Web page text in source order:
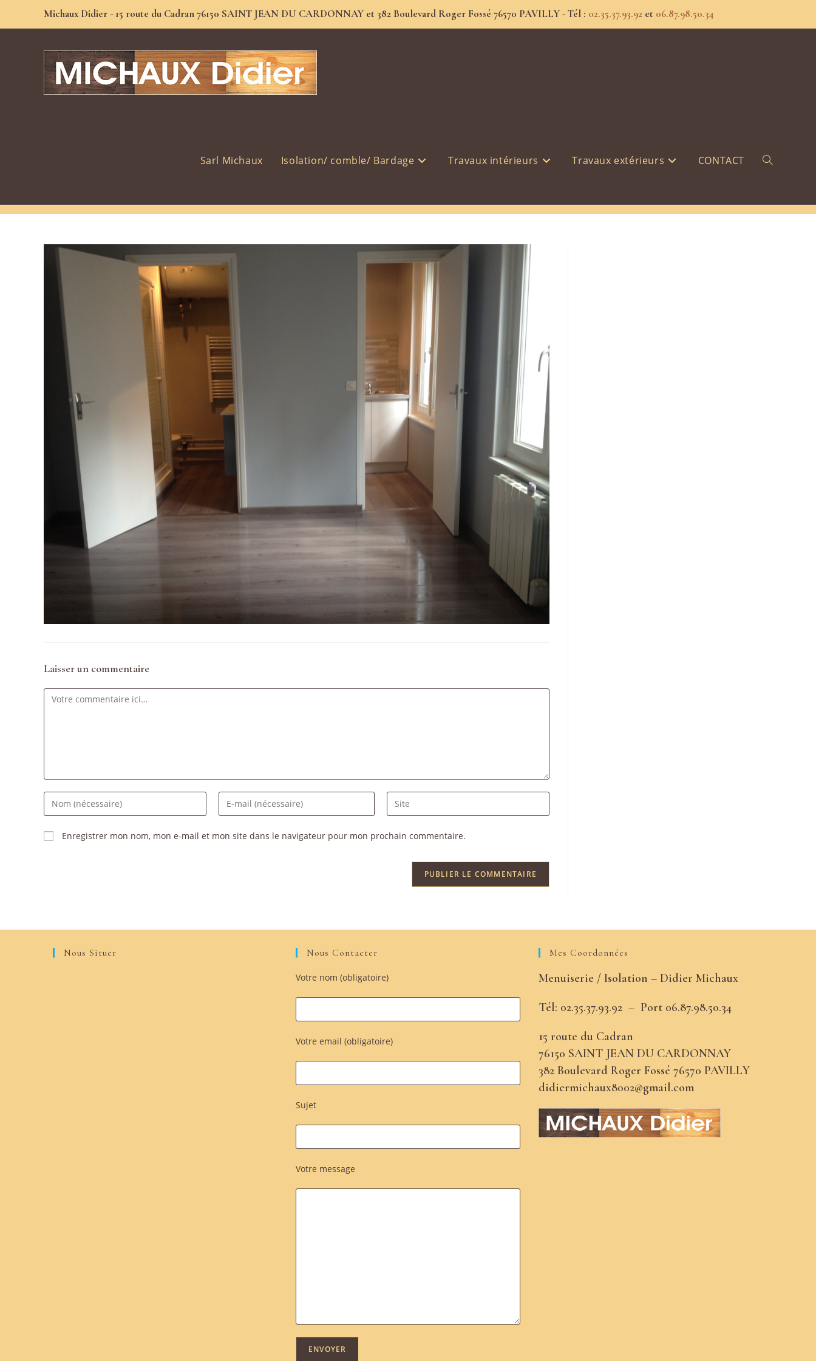
Michaux Didier - 15 route du Cadran 76150 SAINT JEAN DU CARDONNAY et 382 Boulevard Roger Fossé 76570 PAVILLY - Tél : 02.35.37.93.92 et 06.87.98.50.34
Sarl Michaux Isolation/ comble/ Bardage Travaux intérieurs Travaux extérieurs CONTACT
Laisser un commentaire
Enregistrer mon nom, mon e-mail et mon site dans le navigateur pour mon prochain commentaire.
Nous Situer Nous Contacter
Votre nom (obligatoire)
Votre email (obligatoire)
Sujet
Votre message
Mes Coordonnées
Menuiserie / Isolation – Didier Michaux
Tél: 02.35.37.93.92 – Port06.87.98.50.34
15 route du Cadran
76150 SAINT JEAN DU CARDONNAY
382 Boulevard Roger Fossé 76570 PAVILLY
didiermichaux8002@gmail.com